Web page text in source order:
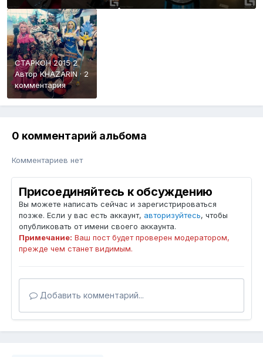
СТАРКОН 2015 2
АвторKHAZARIN·2
комментария
0 комментарий альбома
Комментариев нет
Присоединяйтесь к обсуждению
Вы можете написать сейчас и зарегистрироваться
позже. Если у вас есть аккаунт, авторизуйтесь, чтобы
опубликовать от имени своего аккаунта.
Примечание: Ваш пост будет проверен модератором,
прежде чем станет видимым.
Добавить комментарий...